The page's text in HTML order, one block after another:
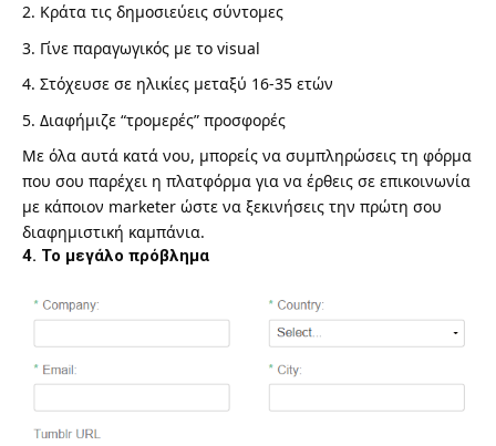
Κράτα τις δημοσιεύεις σύντομες
Γίνε παραγωγικός με το visual
Στόχευσε σε ηλικίες μεταξύ 16-35 ετών
Διαφήμιζε “τρομερές” προσφορές
Με όλα αυτά κατά νου, μπορείς να συμπληρώσεις τη φόρμα
που σου παρέχει η πλατφόρμα για να έρθεις σε επικοινωνία
με κάποιον marketer ώστε να ξεκινήσεις την πρώτη σου
διαφημιστική καμπάνια.
4. Το μεγάλο πρόβλημα